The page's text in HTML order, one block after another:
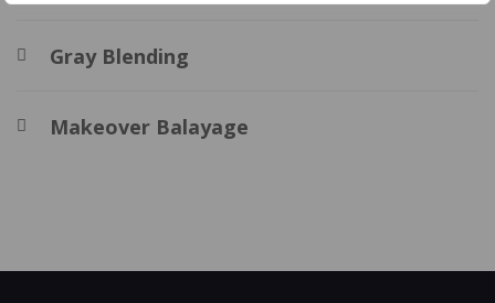
Gray Blending
Makeover Balayage